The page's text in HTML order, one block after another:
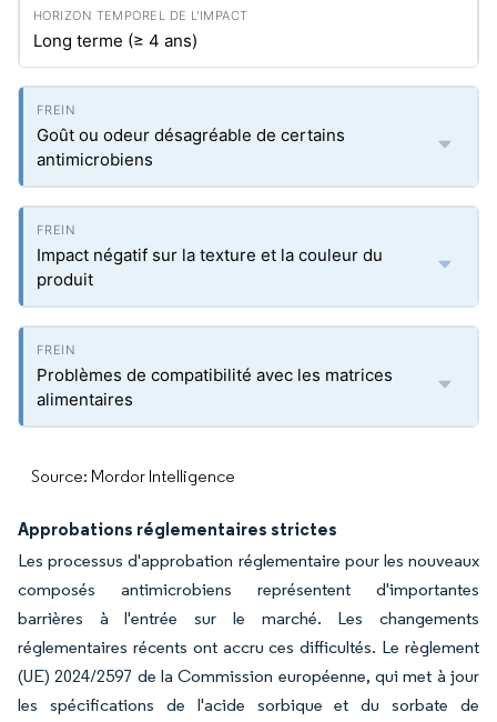
Long terme (≥ 4 ans)
Goût ou odeur désagréable de certains
antimicrobiens
Impact négatif sur la texture et la couleur du
produit
Problèmes de compatibilité avec les matrices
alimentaires
Source: Mordor Intelligence
Approbations réglementaires strictes
Les processus d'approbation réglementaire pour les nouveaux
composés antimicrobiens représentent d'importantes
barrières à l'entrée sur le marché. Les changements
réglementaires récents ont accru ces difficultés. Le règlement
(UE) 2024/2597 de la Commission européenne, qui met à jour
les spécifications de l'acide sorbique et du sorbate de